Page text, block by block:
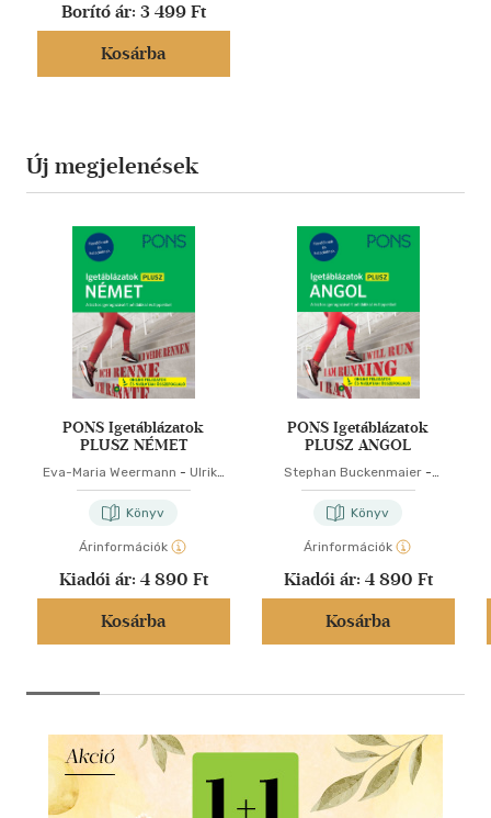
Borító ár: 3 499 Ft
Kosárba
Új megjelenések
PONS Igetáblázatok
PLUSZ NÉMET
Eva-Maria Weermann - Ulrike
Wolk
Könyv
Árinformációk
Kiadói ár: 4 890 Ft
Kosárba
PONS Igetáblázatok
PLUSZ ANGOL
Stephan Buckenmaier -
Samantha Scott
Könyv
Árinformációk
Kiadói ár: 4 890 Ft
Kosárba